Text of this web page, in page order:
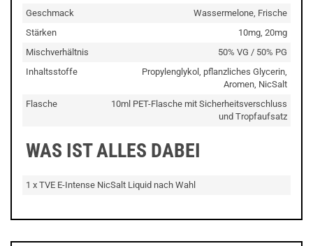
Geschmack
Wassermelone, Frische
Stärken
10mg, 20mg
Mischverhältnis
50% VG / 50% PG
Inhaltsstoffe
Propylenglykol, pflanzliches Glycerin,
Aromen, NicSalt
Flasche
10ml PET-Flasche mit Sicherheitsverschluss
und Tropfaufsatz
WAS IST ALLES DABEI
1 x TVE E-Intense NicSalt Liquid nach Wahl